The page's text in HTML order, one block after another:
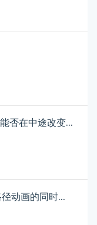
用Cinemachine制作的路径动画，能否在中途改变相机的旋转角度
请问unity怎么实现摄像机在播放路径动画的同时可以控制他的视角旋转